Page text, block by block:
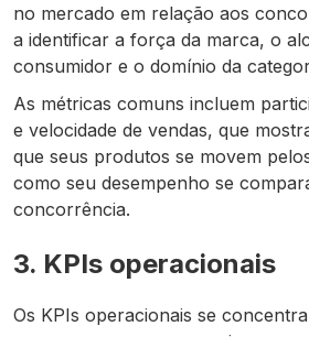
no mercado em relação aos
a identificar a força da marca, o
consumidor e o domínio da
As métricas comuns incluem
e velocidade de vendas, que
que seus produtos se movem
como seu desempenho se
concorrência.
3. KPIs operacionais
Os KPIs operacionais se